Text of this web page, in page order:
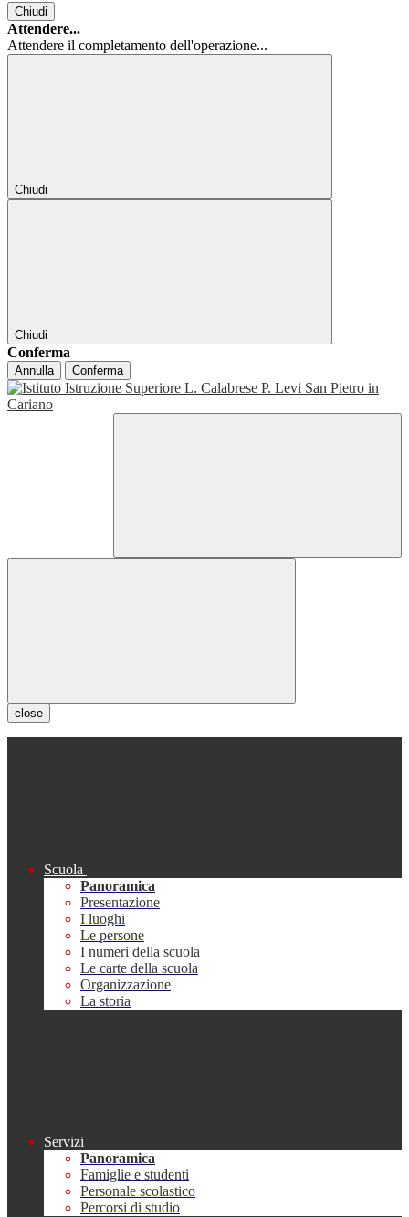
Chiudi
Attendere...
Attendere il completamento dell'operazione...
Chiudi
Chiudi
Conferma
Annulla Conferma
close
Scuola
Panoramica
Presentazione
I luoghi
Le persone
I numeri della scuola
Le carte della scuola
Organizzazione
La storia
Servizi
Panoramica
Famiglie e studenti
Personale scolastico
Percorsi di studio